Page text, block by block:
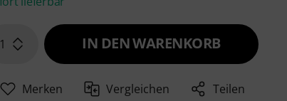
1 IN DEN WARENKORB
Merken Vergleichen Teilen